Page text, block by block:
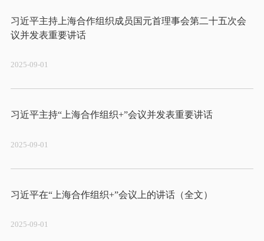
习近平主持上海合作组织成员国元首理事会第二十五次会
议并发表重要讲话
2025-09-01
习近平主持“上海合作组织+”会议并发表重要讲话
2025-09-01
2025-09-01